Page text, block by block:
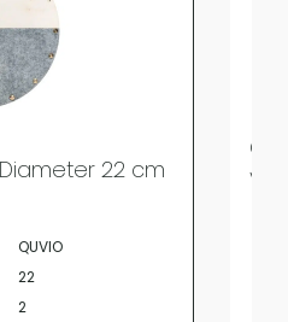
22 cm
QUVIO
22
2
Vilt